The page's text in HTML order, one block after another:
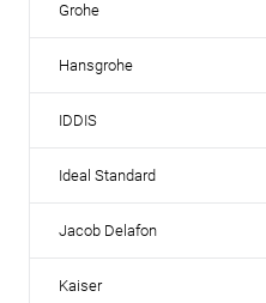
Grohe
Hansgrohe
IDDIS
Ideal Standard
Jacob Delafon
Kaiser